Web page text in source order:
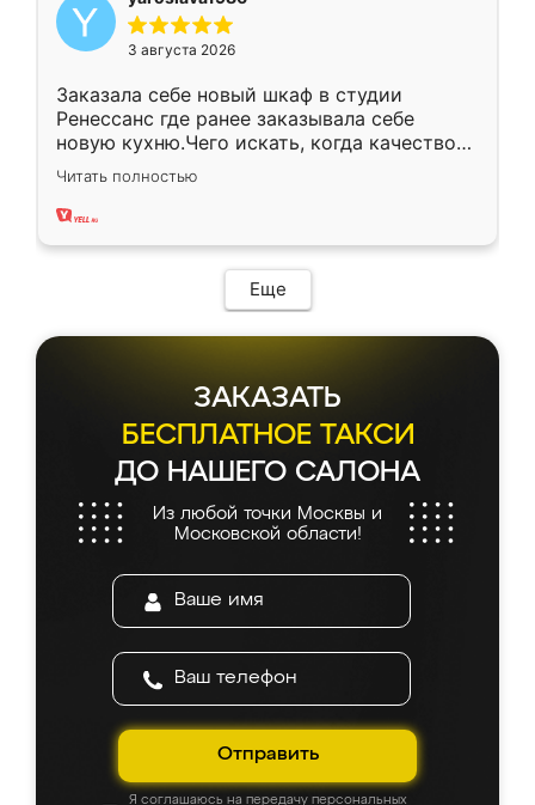
3 августа 2026
Заказала себе новый шкаф в студии
Ренессанс где ранее заказывала себе
новую кухню.Чего искать, когда качеством
вполне довольна. Служит кухня уже почти
два года, нареканий нет.
Читать полностью
Еще
ЗАКАЗАТЬ
БЕСПЛАТНОЕ ТАКСИ
ДО НАШЕГО САЛОНА
Из любой точки Москвы и
Московской области!
Отправить
Я соглашаюсь на передачу персональных